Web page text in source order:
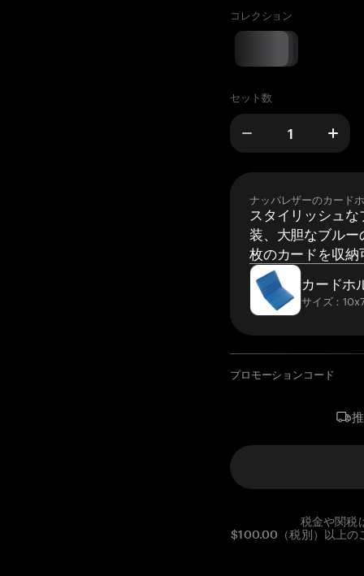
コレクション
セット数
ナッパレザーのカード
スタイリッシュ
装、大胆なブルー
枚のカードを収納
カードホ
サイズ：
プロモーションコード
税金や関税
$100.00（税別）以上の